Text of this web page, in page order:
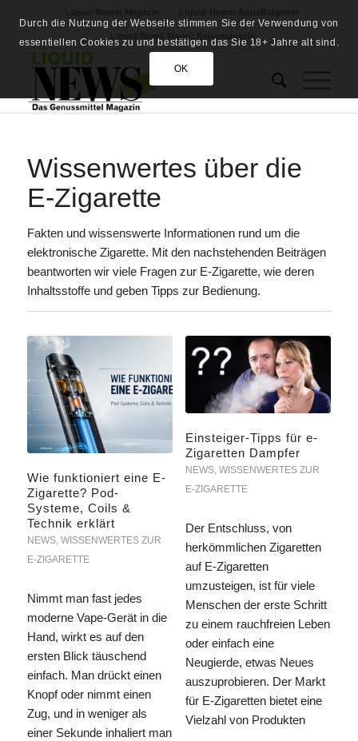
Wissenwertes über die
E-Zigarette
Fakten und wissenswerte Informationen rund um die
elektronische Zigarette. Mit den nachstehenden Beiträgen
beantworten wir viele Fragen zur E-Zigarette, wie deren
Inhaltsstoffe und geben Tipps zur Bedienung.
Wie funktioniert eine E-
Zigarette? Pod-
Systeme, Coils &
Technik erklärt
NEWS, WISSENWERTES ZUR
E-ZIGARETTE
Nimmt man fast jedes
moderne Vape-Gerät in die
Hand, wirkt es auf den
ersten Blick täuschend
einfach. Man drückt einen
Knopf oder nimmt einen
Zug, und in weniger als
einer Sekunde inhaliert man
Einsteiger-Tipps für e-
Zigaretten Dampfer
NEWS, WISSENWERTES ZUR
E-ZIGARETTE
Der Entschluss, von
herkömmlichen Zigaretten
auf E-Zigaretten
umzusteigen, ist für viele
Menschen der erste Schritt
zu einem rauchfreien Leben
oder einfach eine
Neugierde, etwas Neues
auszuprobieren. Der Markt
für E-Zigaretten bietet eine
Vielzahl von Produkten
Durch die Nutzung der Webseite stimmen Sie der Verwendung von
essentiellen Cookies zu und bestätigen das Sie 18+ Jahre alt sind.
OK